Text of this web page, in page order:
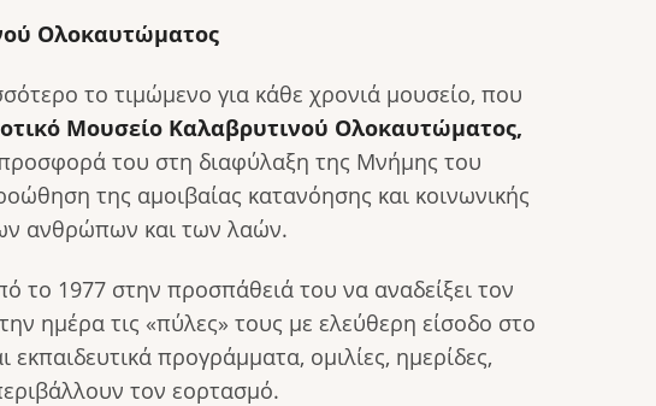
Ολοκαυτώματος
το τιμώμενο για κάθε χρονιά μουσείο, που
Μουσείο Καλαβρυτινού Ολοκαυτώματος,
του στη διαφύλαξη της Μνήμης του
της αμοιβαίας κατανόησης και κοινωνικής
ανθρώπων και των λαών.
το 1977 στην προσπάθειά του να αναδείξει τον
ημέρα τις «πύλες» τους με ελεύθερη είσοδο στο
προγράμματα, ομιλίες, ημερίδες,
τον εορτασμό.